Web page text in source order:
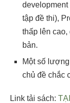
development
tập đề thi),
thấp lên
bản.
Một số
chủ đề chắc
Link tải sách: